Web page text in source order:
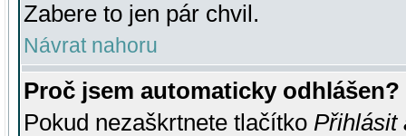
Zabere to jen pár chvil.
Návrat nahoru
Proč jsem automaticky odhlášen?
Pokud nezaškrtnete tlačítko Přihlásit